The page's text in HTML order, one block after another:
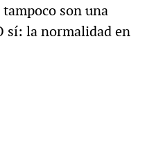
son una
sí: la normalidad en